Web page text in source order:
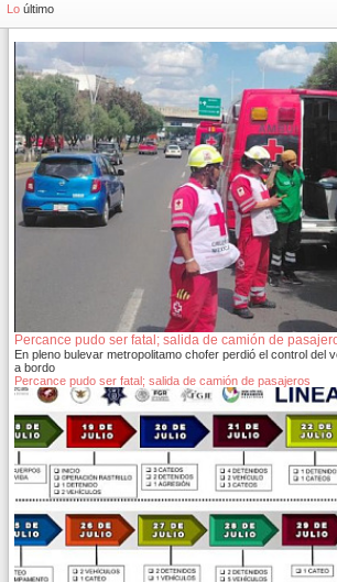
Lo último
Percance pudo ser fatal; salida de camión de
En pleno bulevar metropolitamo chofer perdió el control del
a bordo
Percance pudo ser fatal; salida de camión de pasajeros